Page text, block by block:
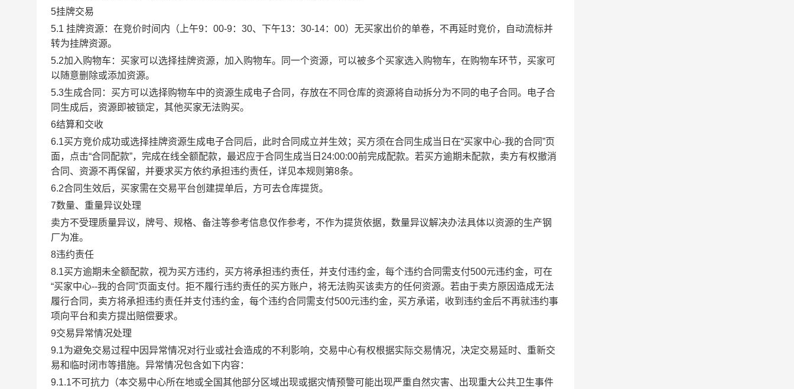
5挂牌交易
5.1 挂牌资源：在竞价时间内（上午9：00-9：30、下午13：30-14：00）无买家出价的单卷，不再延时竞价，自动流标并
转为挂牌资源。
5.2加入购物车：买家可以选择挂牌资源，加入购物车。同一个资源，可以被多个买家选入购物车，在购物车环节，买家可
以随意删除或添加资源。
5.3生成合同：买方可以选择购物车中的资源生成电子合同，存放在不同仓库的资源将自动拆分为不同的电子合同。电子合
同生成后，资源即被锁定，其他买家无法购买。
6结算和交收
6.1买方竞价成功或选择挂牌资源生成电子合同后，此时合同成立并生效；买方须在合同生成当日在“买家中心-我的合同”页
面，点击“合同配款”，完成在线全额配款，最迟应于合同生成当日24:00:00前完成配款。若买方逾期未配款，卖方有权撤消
合同、资源不再保留，并要求买方依约承担违约责任，详见本规则第8条。
6.2合同生效后，买家需在交易平台创建提单后，方可去仓库提货。
7数量、重量异议处理
卖方不受理质量异议，牌号、规格、备注等参考信息仅作参考，不作为提货依据，数量异议解决办法具体以资源的生产钢
厂为准。
8违约责任
8.1买方逾期未全额配款，视为买方违约，买方将承担违约责任，并支付违约金，每个违约合同需支付500元违约金，可在
“买家中心--我的合同”页面支付。拒不履行违约责任的买方账户，将无法购买该卖方的任何资源。若由于卖方原因造成无法
履行合同，卖方将承担违约责任并支付违约金，每个违约合同需支付500元违约金，买方承诺，收到违约金后不再就违约事
项向平台和卖方提出赔偿要求。
9交易异常情况处理
9.1为避免交易过程中因异常情况对行业或社会造成的不利影响，交易中心有权根据实际交易情况，决定交易延时、重新交
易和临时闭市等措施。异常情况包含如下内容：
9.1.1不可抗力（本交易中心所在地或全国其他部分区域出现或据灾情预警可能出现严重自然灾害、出现重大公共卫生事件